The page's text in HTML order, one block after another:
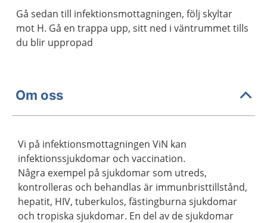
Gå sedan till infektionsmottagningen, följ skyltar
mot H. Gå en trappa upp, sitt ned i väntrummet tills
du blir uppropad
Om oss
Vi på infektionsmottagningen ViN kan
infektionssjukdomar och vaccination.
Några exempel på sjukdomar som utreds,
kontrolleras och behandlas är immunbristtillstånd,
hepatit, HIV, tuberkulos, fästingburna sjukdomar
och tropiska sjukdomar. En del av de sjukdomar